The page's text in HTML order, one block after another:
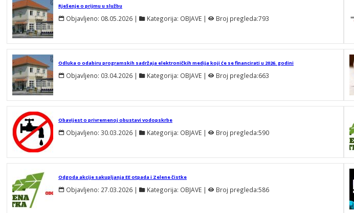
Rješenje o prijmu u službu
Objavljeno: 08.05.2026 | Kategorija: OBJAVE | Broj pregleda:793
Odluka o odabiru programskih sadržaja elektroničkih medija koji će se financirati u 2026. godini
Objavljeno: 03.04.2026 | Kategorija: OBJAVE | Broj pregleda:663
Obavijest o privremenoj obustavi vodopskrbe
Objavljeno: 30.03.2026 | Kategorija: OBJAVE | Broj pregleda:590
Odgoda akcije sakupljanja EE otpada i Zelene čistke
Objavljeno: 27.03.2026 | Kategorija: OBJAVE | Broj pregleda:586